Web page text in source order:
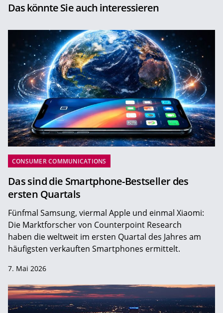
Das könnte Sie auch interessieren
CONSUMER COMMUNICATIONS
Das sind die Smartphone-Bestseller des
ersten Quartals
Fünfmal Samsung, viermal Apple und einmal Xiaomi:
Die Marktforscher von Counterpoint Research
haben die weltweit im ersten Quartal des Jahres am
häufigsten verkauften Smartphones ermittelt.
7. Mai 2026